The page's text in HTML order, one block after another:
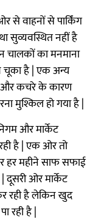
से वाहनों से पार्किंग
सुव्यवस्थित नहीं है
चालकों का मनमाना
चूका है | एक अन्य
और कचरे के कारण
मुश्किल हो गया है |
और मार्केट
है | एक ओर तो
हर महीने साफ सफाई
दूसरी ओर मार्केट
रही है लेकिन खुद
रही है |